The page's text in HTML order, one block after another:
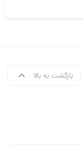
بازگشت به بالا